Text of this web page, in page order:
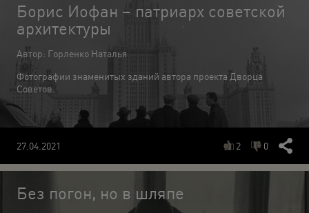
Борис Иофан – патриарх советской
архитектуры
Автор: Горленко Наталья
Фотографии знаменитых зданий автора проекта Дворца
Советов.
27.04.2021 2 0
Без погон, но в шляпе